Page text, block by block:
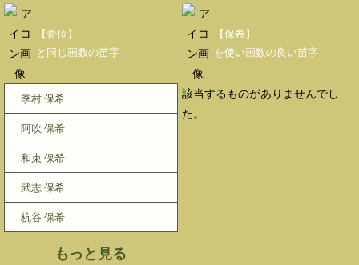
【青位】
と同じ画数の苗字
季村 保希
阿吹 保希
和束 保希
武志 保希
杭谷 保希
もっと見る
【保希】
を使い画数の良い苗字
該当するものがありませんでし
た。